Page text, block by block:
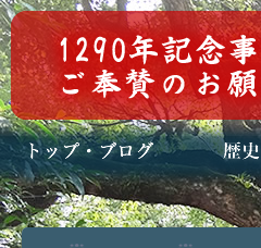
トップページ
ブログ(日々八百万)
お知らせ一覧 歴史・
年中行事
メディ